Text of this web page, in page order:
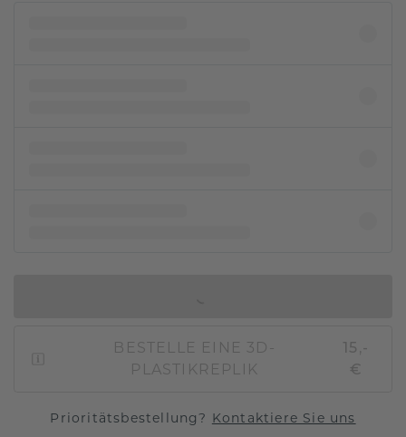
BESTELLE EINE 3D-
PLASTIKREPLIK
15,-
€
Prioritätsbestellung? Kontaktiere Sie uns